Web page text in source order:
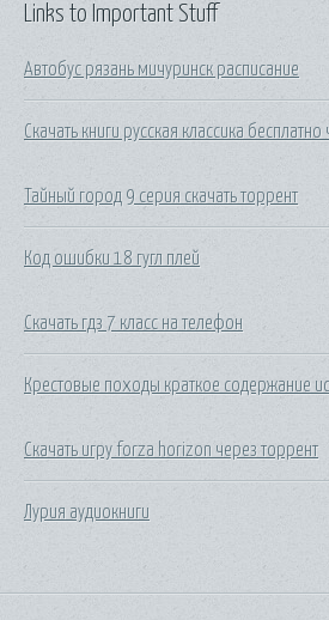
Links to Important Stuff
Автобус рязань мичуринск расписание
Скачать книги русская классика
Тайный город 9 серия скачать торрент
Код ошибки 18 гугл плей
Скачать гдз 7 класс на телефон
Крестовые походы краткое содержание
Скачать игру forza horizon через торрент
Лурия аудиокниги